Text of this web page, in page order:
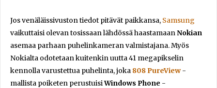
Jos venäläissivuston tiedot pitävät paikkansa, Samsung
vaikuttaisi olevan tosissaan lähdössä haastamaanNokian
asemaa parhaan puhelinkameran valmistajana. Myös
Nokialta odotetaan kuitenkin uutta 41 megapikselin
kennolla varustettua puhelinta, joka 808 PureView-
mallista poiketen perustuisiWindows Phone -